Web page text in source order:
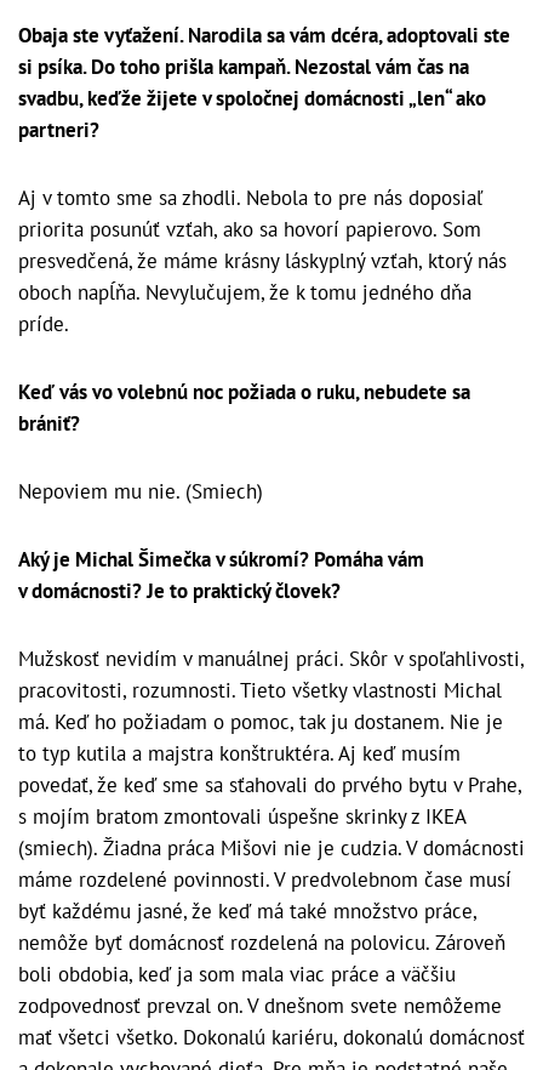
Obaja ste vyťažení. Narodila sa vám dcéra, adoptovali ste
si psíka. Do toho prišla kampaň. Nezostal vám čas na
svadbu, keďže žijete v spoločnej domácnosti „len“ ako
partneri?
Aj v tomto sme sa zhodli. Nebola to pre nás doposiaľ
priorita posunúť vzťah, ako sa hovorí papierovo. Som
presvedčená, že máme krásny láskyplný vzťah, ktorý nás
oboch napĺňa. Nevylučujem, že k tomu jedného dňa
príde.
Keď vás vo volebnú noc požiada o ruku, nebudete sa
brániť?
Nepoviem mu nie. (Smiech)
Aký je Michal Šimečka v súkromí? Pomáha vám
v domácnosti? Je to praktický človek?
Mužskosť nevidím v manuálnej práci. Skôr v spoľahlivosti,
pracovitosti, rozumnosti. Tieto všetky vlastnosti Michal
má. Keď ho požiadam o pomoc, tak ju dostanem. Nie je
to typ kutila a majstra konštruktéra. Aj keď musím
povedať, že keď sme sa sťahovali do prvého bytu v Prahe,
s mojím bratom zmontovali úspešne skrinky z IKEA
(smiech). Žiadna práca Mišovi nie je cudzia. V domácnosti
máme rozdelené povinnosti. V predvolebnom čase musí
byť každému jasné, že keď má také množstvo práce,
nemôže byť domácnosť rozdelená na polovicu. Zároveň
boli obdobia, keď ja som mala viac práce a väčšiu
zodpovednosť prevzal on. V dnešnom svete nemôžeme
mať všetci všetko. Dokonalú kariéru, dokonalú domácnosť